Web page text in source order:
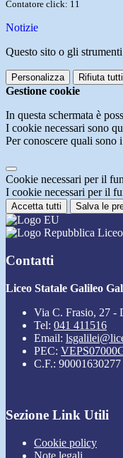
Contatore click: 11
Notizie
Questo sito o gli
Personalizza Rifiuta tutti
Gestione cookie
In questa schermata è
I cookie necessari sono
Per conoscere quali sono
Cookie necessari per il
I cookie necessari per il
Accetta tutti Salva le
Contatti
Liceo Statale Galileo
Via C. Frasio, 27 -
Tel: 041 411516
Email:
PEC:
C.F.: 90001630277
Sezione Link Utili
Cookie policy
Note legali